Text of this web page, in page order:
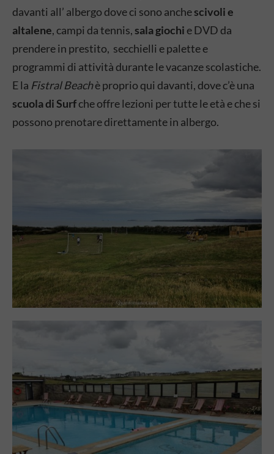
davanti all’ albergo dove ci sono anchescivoli e
altalene, campi da tennis,sala giochi e DVD da
prendere in prestito, secchielli e palette e
programmi di attività durante le vacanze scolastiche.
E la Fistral Beachè proprio qui davanti, dove c’è una
scuola di Surfche offre lezioni per tutte le età e che si
possono prenotare direttamente in albergo.